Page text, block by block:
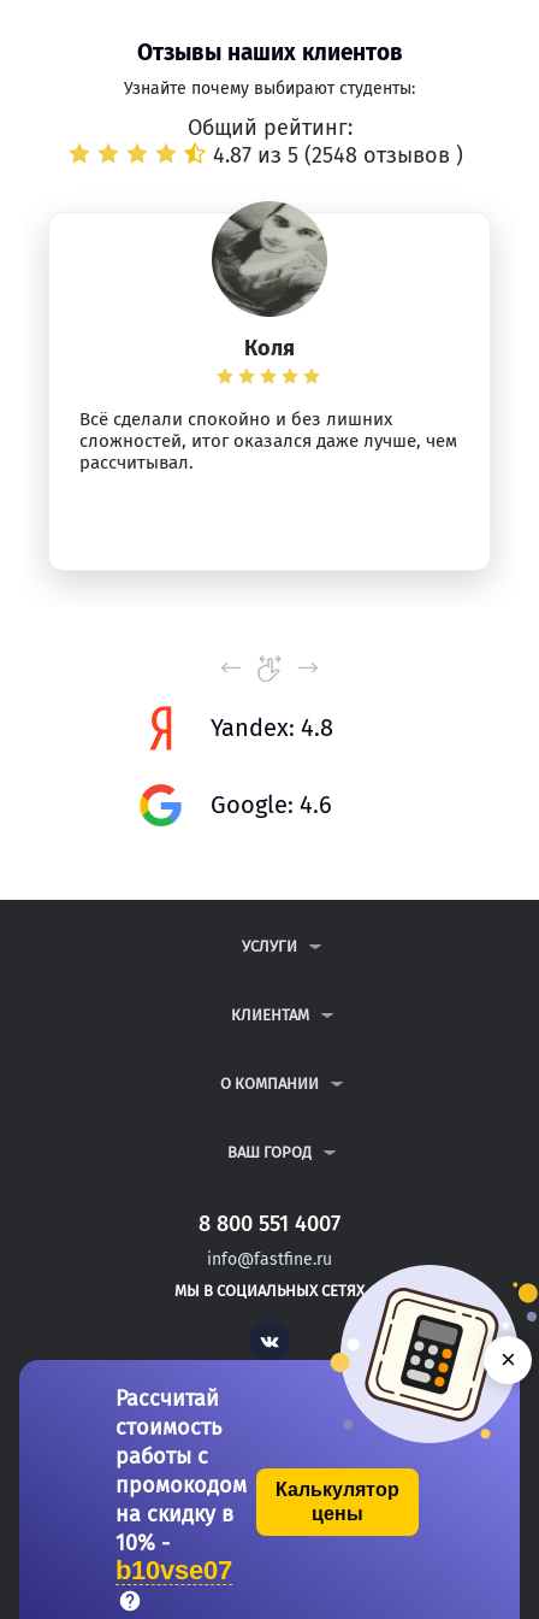
Отзывы наших клиентов
Узнайте почему выбирают студенты:
Общий рейтинг:
4.87 из 5 (2548 отзывов )
Коля
Всё сделали спокойно и без лишних
сложностей, итог оказался даже лучше, чем
рассчитывал.
Yandex: 4.8
Google: 4.6
УСЛУГИ
ДИПЛОМНЫЕ РАБОТЫ
РЕФЕРАТЫ
КЛИЕНТАМ
ВОПРОСЫ И ОТВЕТЫ
ПОЛИТИКА КОНФИДЕНЦИАЛЬНОСТИ
О КОМПАНИИ
КОНТАКТЫ
ВАШ ГОРОД
САНКТ-ПЕТЕРБУРГ
МОЖАЙСК
НОВОЗЫБКОВ
8 800 551 4007
info@fastfine.ru
МЫ В СОЦИАЛЬНЫХ СЕТЯХ
Vk
Copyright 2011-2026 FastFine.ru
Общество с ограниченной ответственностью «Форстад» ОГРН: 1137746693457 ИНН/КПП:
Рассчитай
стоимость
работы с
промокодом
на скидку в
10% -
b10vse07
Калькулятор
цены
×